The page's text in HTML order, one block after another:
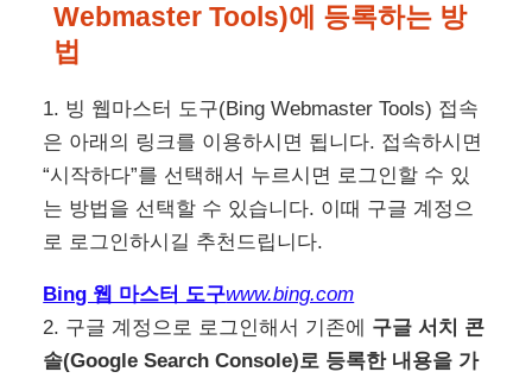
Webmaster Tools)에 등록하는 방
법
1. 빙 웹마스터 도구(Bing Webmaster Tools) 접속
은 아래의 링크를 이용하시면 됩니다. 접속하시면
“시작하다”를 선택해서 누르시면 로그인할 수 있
는 방법을 선택할 수 있습니다. 이때 구글 계정으
로 로그인하시길 추천드립니다.
Bing 웹 마스터 도구www.bing.com
2. 구글 계정으로 로그인해서 기존에 구글 서치 콘
솔(Google Search Console)로 등록한 내용을 가